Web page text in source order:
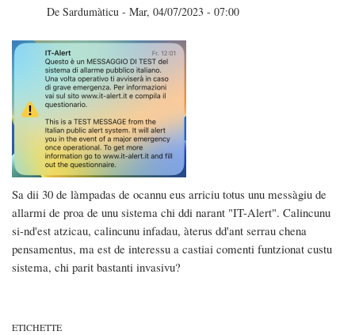
De Sardumàticu - Mar, 04/07/2023 - 07:00
Sa dii 30 de làmpadas de ocannu eus arriciu totus unu messàgiu de
allarmi de proa de unu sistema chi ddi narant "IT-Alert". Calincunu
si-nd'est atzicau, calincunu infadau, àterus dd'ant serrau chena
pensamentus, ma est de interessu a castiai comenti funtzionat custu
sistema, chi parit bastanti invasivu?
ETICHETTE